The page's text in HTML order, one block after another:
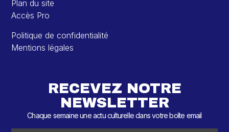
Plan du site
Accès Pro
Politique de confidentialité
Mentions légales
RECEVEZ NOTRE
NEWSLETTER
Chaque semaine une actu culturelle dans votre boîte email